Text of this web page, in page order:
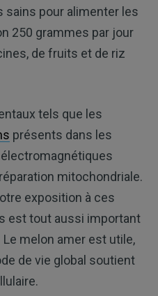
pour alimenter les
250 grammes par jour
de fruits et de riz
tels que les
présents dans les
mitochondriale.
exposition à ces
est tout aussi important
melon amer est utile,
de vie global soutient